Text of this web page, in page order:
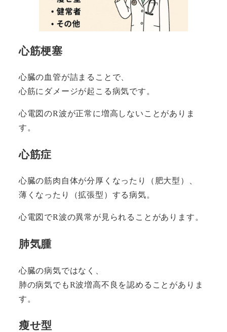
心筋梗塞
心臓の血管が詰まることで、
心筋にダメージが起こる病気です。
心電図のR波が正常に増高しないことがありま
す。
心筋症
心臓の筋肉自体が分厚くなったり（肥大型）、
薄くなったり（拡張型）する病気。
心電図でR波の異常が見られることがあります。
肺気腫
心臓の病気ではなく、
肺の病気でもR波増高不良を認めることがありま
す。
瘦せ型